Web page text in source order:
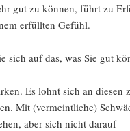
gut zu können, führt zu
erfüllten Gefühl.
sich auf das, was Sie gut
Es lohnt sich an diesen
Mit (vermeintliche)
aber sich nicht darauf